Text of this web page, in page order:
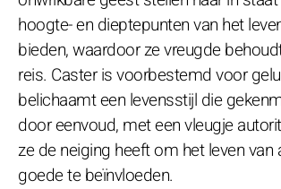
hoogte- en dieptepunten van het
bieden, waardoor ze vreugde
reis. Caster is voorbestemd voor
belichaamt een levensstijl die
door eenvoud, met een vleugje
ze de neiging heeft om het leven van
goede te beïnvloeden.